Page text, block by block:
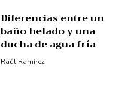
Diferencias entre un
baño helado y una
ducha de agua fría
Raúl Ramírez